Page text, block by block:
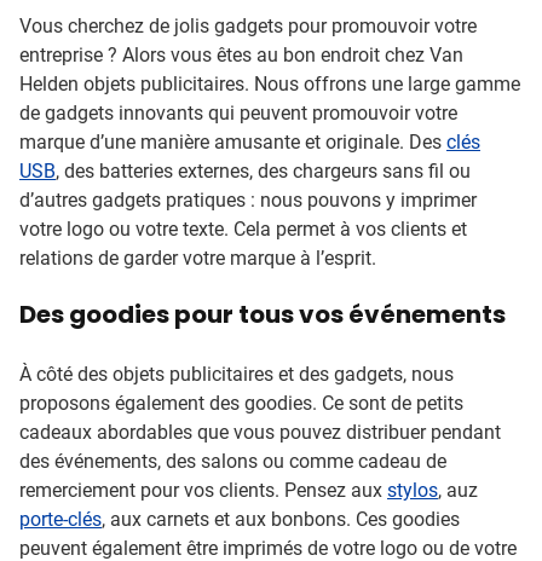
Vous cherchez de jolis gadgets pour promouvoir votre
entreprise ? Alors vous êtes au bon endroit chez Van
Helden objets publicitaires. Nous offrons une large gamme
de gadgets innovants qui peuvent promouvoir votre
marque d’une manière amusante et originale. Des clés
USB, des batteries externes, des chargeurs sans fil ou
d’autres gadgets pratiques : nous pouvons y imprimer
votre logo ou votre texte. Cela permet à vos clients et
relations de garder votre marque à l’esprit.
Des goodies pour tous vos événements
À côté des objets publicitaires et des gadgets, nous
proposons également des goodies. Ce sont de petits
cadeaux abordables que vous pouvez distribuer pendant
des événements, des salons ou comme cadeau de
remerciement pour vos clients. Pensez aux stylos, auz
porte-clés, aux carnets et aux bonbons. Ces goodies
peuvent également être imprimés de votre logo ou de votre